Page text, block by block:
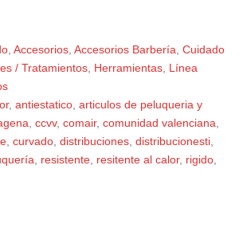
Accesorios Accesorios Barbería Cuidado
/ Tratamientos Herramientas Línea
, antiestatico articulos de peluqueria y
ccvv, comair, comunidad valenciana
curvado distribuciones distribucionesti
resistente resitente al calor, rigido